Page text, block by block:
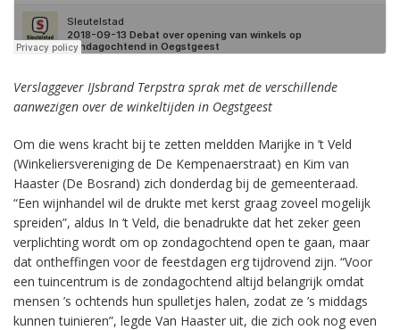
Verslaggever IJsbrand Terpstra sprak met de verschillende
aanwezigen over de winkeltijden in Oegstgeest
Om die wens kracht bij te zetten meldden Marijke in ’t Veld
(Winkeliersvereniging de De Kempenaerstraat) en Kim van
Haaster (De Bosrand) zich donderdag bij de gemeenteraad.
“Een wijnhandel wil de drukte met kerst graag zoveel mogelijk
spreiden”, aldus In ’t Veld, die benadrukte dat het zeker geen
verplichting wordt om op zondagochtend open te gaan, maar
dat ontheffingen voor de feestdagen erg tijdrovend zijn. “Voor
een tuincentrum is de zondagochtend altijd belangrijk omdat
mensen ’s ochtends hun spulletjes halen, zodat ze ’s middags
kunnen tuinieren”, legde Van Haaster uit, die zich ook nog even